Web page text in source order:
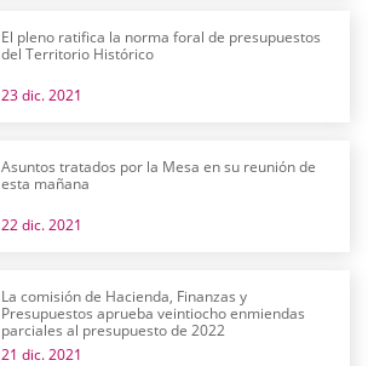
El pleno ratifica la norma foral de presupuestos
del Territorio Histórico
23 dic. 2021
Asuntos tratados por la Mesa en su reunión de
esta mañana
22 dic. 2021
La comisión de Hacienda, Finanzas y
Presupuestos aprueba veintiocho enmiendas
parciales al presupuesto de 2022
21 dic. 2021